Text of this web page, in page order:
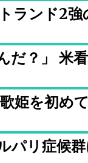
ランド2強
だ？」 米
姫を初め
パリ症候